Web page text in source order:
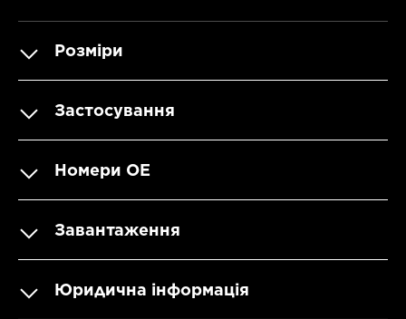
Розміри
Застосування
Номери OE
Завантаження
Юридична інформація